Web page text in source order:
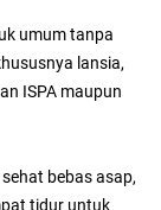
umum tanpa
lansia,
ISPA maupun
bebas asap,
tidur untuk